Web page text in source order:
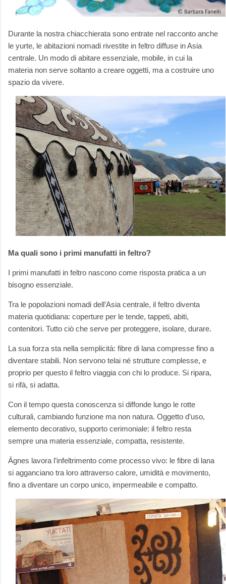
Durante la nostra chiacchierata sono entrate nel racconto anche
le yurte, le abitazioni nomadi rivestite in feltro diffuse in Asia
centrale. Un modo di abitare essenziale, mobile, in cui la
materia non serve soltanto a creare oggetti, ma a costruire uno
spazio da vivere.
Ma quali sono i primi manufatti in feltro?
I primi manufatti in feltro nascono come risposta pratica a un
bisogno essenziale.
Tra le popolazioni nomadi dell’Asia centrale, il feltro diventa
materia quotidiana: coperture per le tende, tappeti, abiti,
contenitori. Tutto ciò che serve per proteggere, isolare, durare.
La sua forza sta nella semplicità: fibre di lana compresse fino a
diventare stabili. Non servono telai né strutture complesse, e
proprio per questo il feltro viaggia con chi lo produce. Si ripara,
si rifà, si adatta.
Con il tempo questa conoscenza si diffonde lungo le rotte
culturali, cambiando funzione ma non natura. Oggetto d’uso,
elemento decorativo, supporto cerimoniale: il feltro resta
sempre una materia essenziale, compatta, resistente.
Ágnes lavora l’infeltrimento come processo vivo: le fibre di lana
si agganciano tra loro attraverso calore, umidità e movimento,
fino a diventare un corpo unico, impermeabile e compatto.